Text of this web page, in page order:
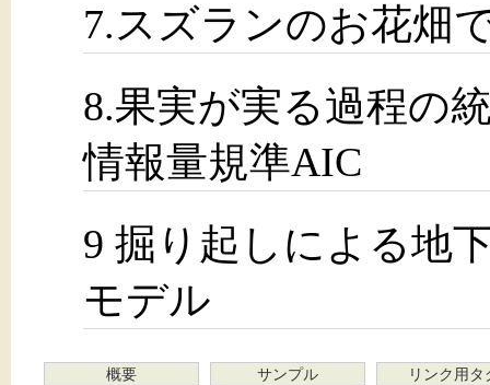
7.スズランのお花畑
8.果実が実る過程の
情報量規準AIC
9 掘り起しによる地
モデル
概要 サンプル リンク用タ